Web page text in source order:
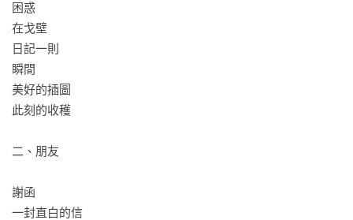
困惑
在戈壁
日記一則
瞬間
美好的插圖
此刻的收穫
二、朋友
謝函
一封直白的信